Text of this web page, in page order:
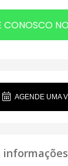
CONOSCO
AGENDE UMA